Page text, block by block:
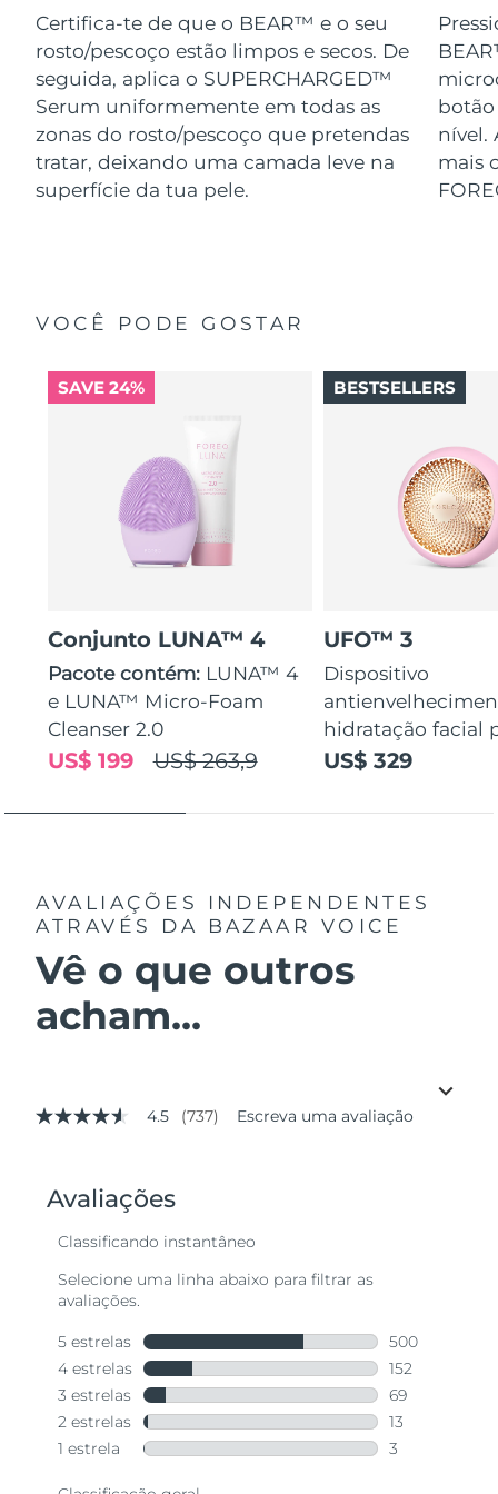
Certifica-te de que o BEAR™ e o seu
rosto/pescoço estão limpos e secos. De
seguida, aplica o SUPERCHARGED™
Serum uniformemente em todas as
zonas do rosto/pescoço que pretendas
tratar, deixando uma camada leve na
superfície da tua pele.
nível.
mais
VOCÊ PODE GOSTAR
SAVE 24%
Conjunto LUNA™ 4
Pacote contém: LUNA™ 4
e LUNA™ Micro-Foam
Cleanser 2.0
US$ 263,9
US$ 199
UFO™ 3
Dispositivo
hidratação facial
US$ 329
BESTSELLERS
AVALIAÇÕES INDEPENDENTES
ATRAVÉS DA BAZAAR VOICE
Vê o que outros
acham...
4.5
valor
médio
avaliação.
737
Reviews.
abre
mesma
página.
4.5 (737) Escreva uma avaliação